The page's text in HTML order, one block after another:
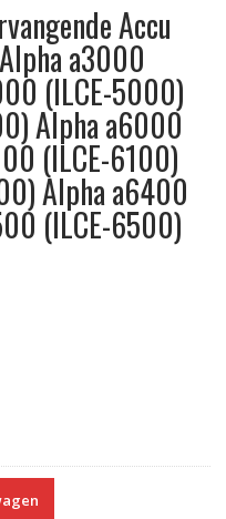
Accu
a3000
(ILCE-5000)
Alpha a6000
(ILCE-6100)
Alpha a6400
(ILCE-6500)